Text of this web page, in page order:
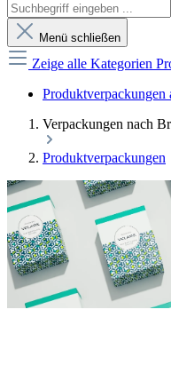
Menü schließen
Zeige alle Kategorien
Produktverpackungen
Verpackungen nach
Produktverpackungen